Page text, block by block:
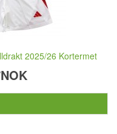
2025/26 Kortermet